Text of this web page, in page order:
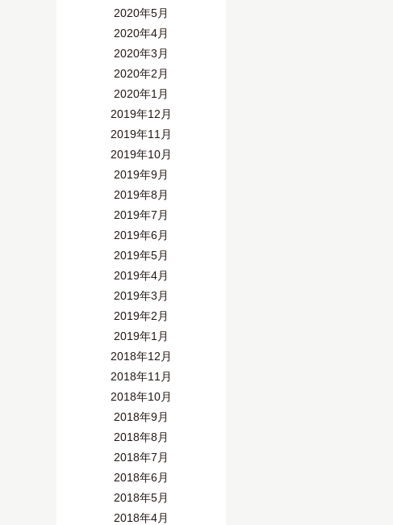
2020年5月
2020年4月
2020年3月
2020年2月
2020年1月
2019年12月
2019年11月
2019年10月
2019年9月
2019年8月
2019年7月
2019年6月
2019年5月
2019年4月
2019年3月
2019年2月
2019年1月
2018年12月
2018年11月
2018年10月
2018年9月
2018年8月
2018年7月
2018年6月
2018年5月
2018年4月